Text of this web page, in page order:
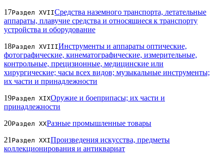
17Раздел XVIIСредства наземного транспорта, летательные
аппараты, плавучие средства и относящиеся к транспорту
устройства и оборудование
18Раздел XVIIIИнструменты и аппараты оптические,
фотографические, кинематографические, измерительные,
контрольные, прецизионные, медицинские или
хирургические; часы всех видов; музыкальные инструменты;
их части и принадлежности
19Раздел XIXОружие и боеприпасы; их части и
принадлежности
20Раздел XXРазные промышленные товары
21 Раздел XXIПроизведения искусства, предметы
коллекционирования и антиквариат